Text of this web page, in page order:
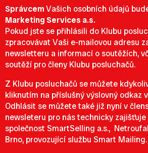
SprávcemVašich osobních údajů
Marketing Services a.s.
Pokud jste se přihlásili do Klubu
zpracovávat Vaši e-mailovou adresu
newsletteru a informací o soutěžích,
soutěží pro členy Klubu posluchačů.
Z Klubu posluchačů se můžete
kliknutím na příslušný výslovný odkaz
Odhlásit se můžete také již nyní v
newsleteru pro nás technicky zajišťuje
společnost SmartSelling a.s.,
Brno, provozující službu Smart Mailing.